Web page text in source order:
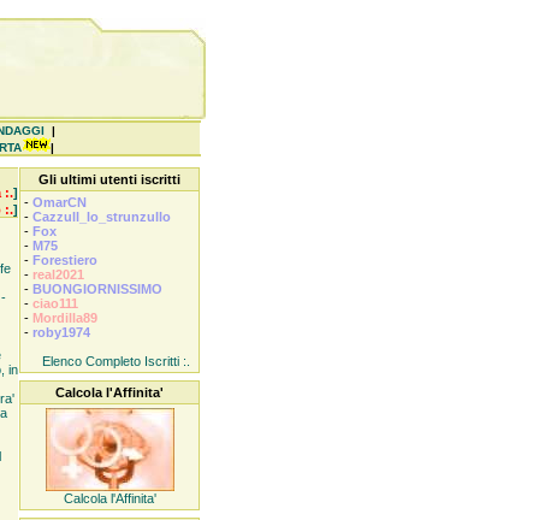
|
|
:.]
:.]
in
Gli ultimi utenti iscritti
- OmarCN
- Cazzull_lo_strunzullo
- Fox
- M75
- Forestiero
- real2021
- BUONGIORNISSIMO
- ciao111
- Mordilla89
- roby1974
Elenco Completo Iscritti :.
Calcola l'Affinita'
Calcola l'Affinita'